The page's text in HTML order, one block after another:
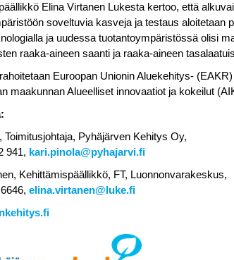
Elina Virtanen Lukesta kertoo, että
soveltuvia kasveja ja testaus aloitetaan
ja uudessa tuotantoympäristössä olisi
raaka-aineen saanti ja raaka-aineen
Euroopan Unionin Aluekehitys-
maakunnan Alueelliset innovaatiot ja kokeilut
Toimitusjohtaja, Pyhäjärven Kehitys Oy,
941, kari.pinola@pyhajarvi.fi
Kehittämispäällikkö, FT, Luonnonvarakeskus,
elina.virtanen@luke.fi